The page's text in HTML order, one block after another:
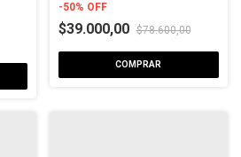
-50% OFF
$39.000,00 $78.600,00
COMPRAR